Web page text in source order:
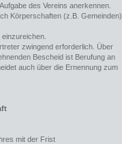
des Vereins anerkennen.
Körperschaften (z.B. Gemeinden)
zwingend erforderlich. Über
Bescheid ist Berufung an
auch über die Ernennung zum
mit der Frist